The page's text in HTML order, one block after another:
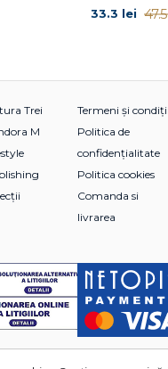
33.3 lei
Trei
M
Termeni și condiții
Politica de
confidențialitate
Politica cookies
Comanda si
livrarea